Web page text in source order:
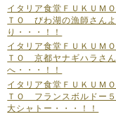
イタリア食堂ＦＵＫＵＭＯ
ＴＯ びわ湖の漁師さんよ
り・・・！！
イタリア食堂ＦＵＫＵＭＯ
ＴＯ 京都ヤナギハラさん
へ・・・！！
イタリア食堂ＦＵＫＵＭＯ
ＴＯ フランスボルドー５
大シャトー・・・！！